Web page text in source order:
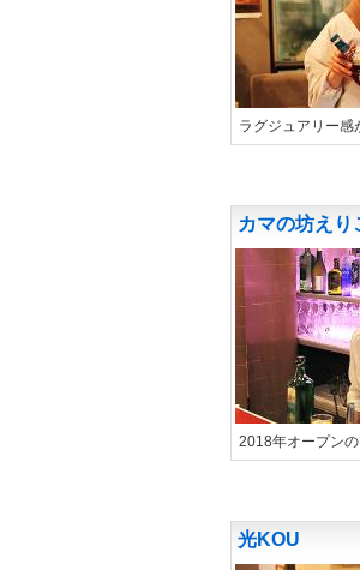
ラグジュアリー感
カマの坊えり
2018年オープン
光KOU